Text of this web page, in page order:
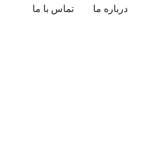
درباره ما تماس با ما